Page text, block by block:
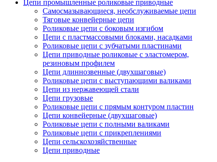
Цепи промышленные роликовые приводные
Самосмазывающиеся, необслуживаемые цепи
Тяговые конвейерные цепи
Роликовые цепи с боковым изгибом
Цепи с пластмассовыми блоками, насадками
Роликовые цепи с зубчатыми пластинами
Цепи приводные роликовые с эластомером,
резиновым профилем
Цепи длиннозвенные (двухшаговые)
Роликовые цепи с выступающими валиками
Цепи из нержавеющей стали
Цепи грузовые
Роликовые цепи с прямым контуром пластин
Цепи конвейерные (двухшаговые)
Роликовые цепи с полными валиками
Роликовые цепи с прикреплениями
Цепи сельскохозяйственные
Цепи приводные